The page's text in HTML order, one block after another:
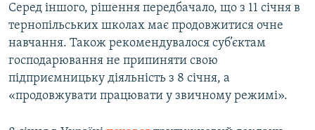
Серед іншого, рішення передбачало, що з 11 січня в
тернопільських школах має продовжитися очне
навчання. Також рекомендувалося суб’єктам
господарювання не припиняти свою
підприємницьку діяльність з 8 січня, а
«продовжувати працювати у звичному режимі».